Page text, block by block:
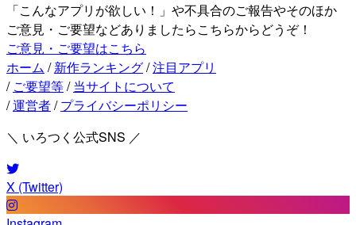
「こんなアプリが欲しい！」や不具合のご報告やそのほか
ご意見・ご要望などありましたらこちらからどうぞ！
ご意見・ご要望はこちら
ホーム / 新作ランキング/注目アプリ
/ ご要望等/ 当サイトについて
/運営者/ プライバシーポリシー
＼ いろつく公式SNS ／
X (Twitter)